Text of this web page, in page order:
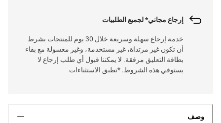
إرجاع مجاني* لجميع الطلبيات
خدمة إرجاع سهلة وسريعة خلال 30 يوم للمنتجات بشرط
أن تكون غير مرتداة، غير مستخدمة، وغير مغسولة مع بقاء
بطاقة التعليق مرفقة. لا يمكننا قبول أي طلب إرجاع لا
يستوفي هذه الشروط. *تطبق الاستثناءات
وصف